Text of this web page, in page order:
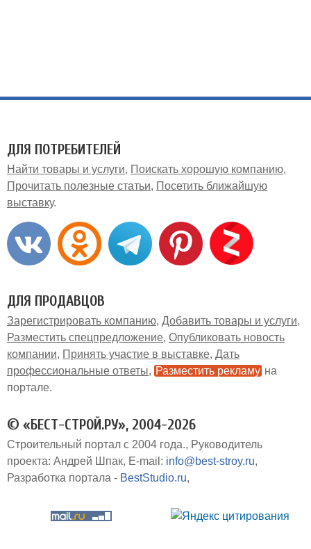
ДЛЯ ПОТРЕБИТЕЛЕЙ
Найти товары и услуги
Поискать хорошую компанию
Прочитать полезные статьи
Посетить ближайшую
выставку
ДЛЯ ПРОДАВЦОВ
Зарегистрировать компанию Добавить товары и услуги
Разместить спецпредложение Опубликовать новость
компании
Принять участие в выставке Дать
профессиональные ответы
Разместить рекламу на
портале
© «БЕСТ-СТРОЙ.РУ», 2004-2026
Строительный портал с 2004 года.
Руководитель
проекта: Андрей Шпак E-mail: info@best-stroy.ru
Разработка портала - BestStudio.ru